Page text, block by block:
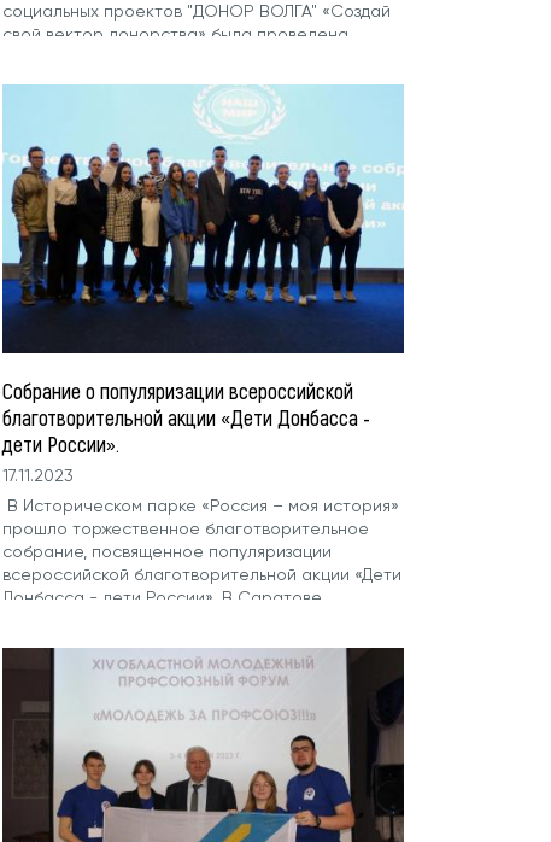
социальных проектов "ДОНОР ВОЛГА" «Создай
свой вектор донорства» была проведена...
Собрание о популяризации всероссийской
благотворительной акции «Дети Донбасса -
дети России».
17.11.2023
В Историческом парке «Россия – моя история»
прошло торжественное благотворительное
собрание, посвященное популяризации
всероссийской благотворительной акции «Дети
Донбасса - дети России». В Саратове...